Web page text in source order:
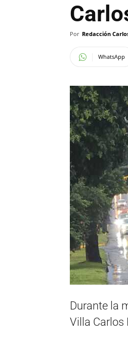
Por Redacción
WhatsApp
Durante la
Villa Carlos